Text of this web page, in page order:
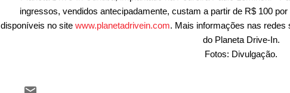
ingressos, vendidos antecipadamente, custam a partir de R$ 100
disponíveis no site www.planetadrivein.com. Mais informações nas redes
do Planeta Drive-In.
Fotos: Divulgação.